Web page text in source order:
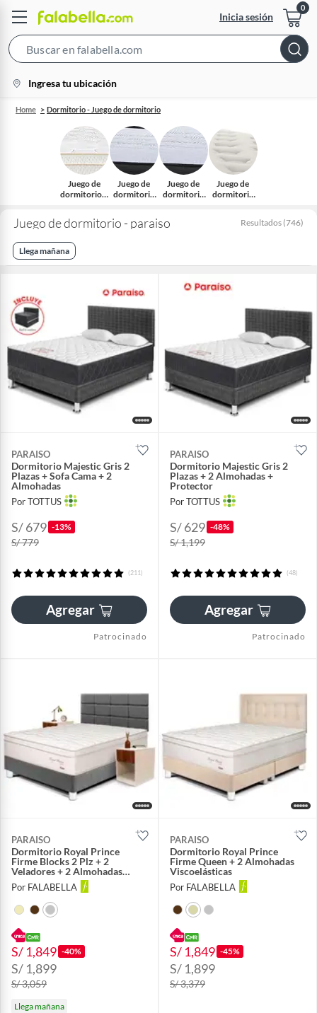
Inicia sesión
Bar
location-
icon
Ingresa tu ubicación
Home Dormitorio - Juego de dormitorio
Juego de
dormitorio 2
Juego de
dormitorio
Juego de
dormitorio
Juego de
dormitorio
Juego de dormitorio - paraiso Resultados (746)
Llega mañana
PARAISO
Dormitorio Majestic Gris 2
Plazas + Sofa Cama + 2
Almohadas
Por TOTTUS
S/ 679 -13%
S/ 779
(211)
Agregar
Patrocinado
PARAISO
Dormitorio Majestic Gris 2
Plazas + 2 Almohadas +
Protector
Por TOTTUS
S/ 629 -48%
S/ 1,199
(48)
Agregar
Patrocinado
PARAISO
Dormitorio Royal Prince
Firme Blocks 2 Plz + 2
Veladores + 2 Almohadas
Viscoelásticas
Por FALABELLA
S/ 1,849 -40%
S/ 1,899
S/ 3,059
Llega mañana
PARAISO
Dormitorio Royal Prince
Firme Queen + 2 Almohadas
Viscoelásticas
Por FALABELLA
S/ 1,849 -45%
S/ 1,899
S/ 3,379